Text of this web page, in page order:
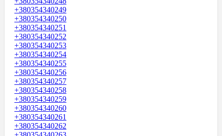
+380354340249
+380354340250
+380354340251
+380354340252
+380354340253
+380354340254
+380354340255
+380354340256
+380354340257
+380354340258
+380354340259
+380354340260
+380354340261
+380354340262